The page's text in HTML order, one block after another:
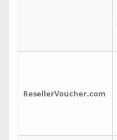
ResellerVoucher.com